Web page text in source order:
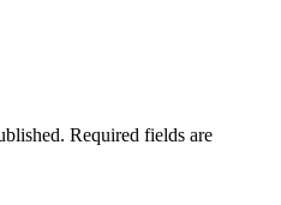
Required fields are